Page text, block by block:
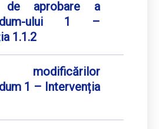
de aprobare a
ului 1 –
1.1.2
modificărilor
1 – Intervenția